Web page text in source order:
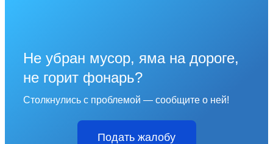
Не убран мусор, яма на дороге,
не горит фонарь?
Столкнулись с проблемой — сообщите о ней!
Подать жалобу